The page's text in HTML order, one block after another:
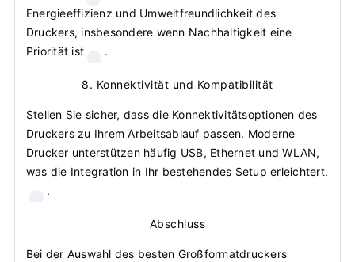
Energieeffizienz und Umweltfreundlichkeit des
Druckers, insbesondere wenn Nachhaltigkeit eine
Priorität ist
.
8. Konnektivität und Kompatibilität
Stellen Sie sicher, dass die Konnektivitätsoptionen des
Druckers zu Ihrem Arbeitsablauf passen. Moderne
Drucker unterstützen häufig USB, Ethernet und WLAN,
was die Integration in Ihr bestehendes Setup erleichtert.
.
Abschluss
Bei der Auswahl des besten Großformatdruckers